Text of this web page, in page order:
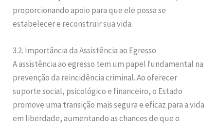
proporcionando apoio para que ele possa se
estabelecer e reconstruir sua vida.
3.2. Importância da Assistência ao Egresso
A assistência ao egresso tem um papel fundamental na
prevenção da reincidência criminal. Ao oferecer
suporte social, psicológico e financeiro, o Estado
promove uma transição mais segura e eficaz para a vida
em liberdade, aumentando as chances de que o